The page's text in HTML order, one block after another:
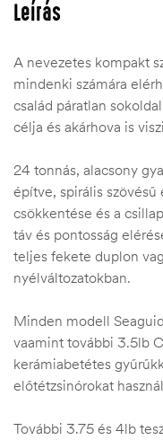
Leírás
A nevezetes kompakt
mindenki számára
család páratlan
célja és akárhova is
24 tonnás, alacsony
építve, spirális
csökkentése és a
táv és pontosság
teljes fekete duplon
nyélváltozatokban.
Minden modell
vaamint további 3.5lb
kerámiabetétes
előtétzsinórokat
További 3.75 és 4lb